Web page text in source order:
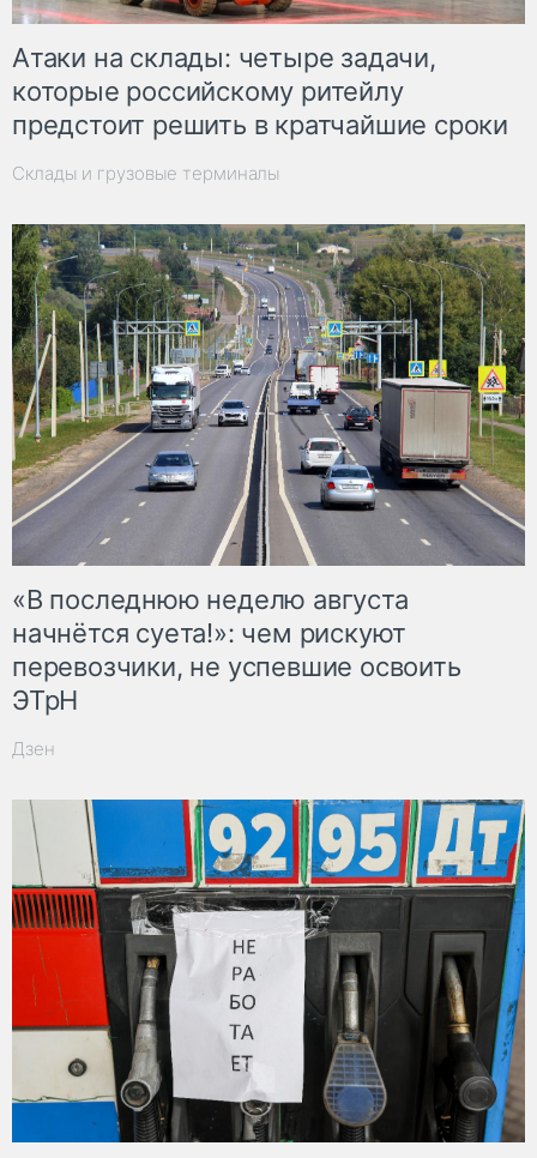
Атаки на склады: четыре задачи,
которые российскому ритейлу
предстоит решить в кратчайшие сроки
Склады и грузовые терминалы
«В последнюю неделю августа
начнётся суета!»: чем рискуют
перевозчики, не успевшие освоить
ЭТрН
Дзен